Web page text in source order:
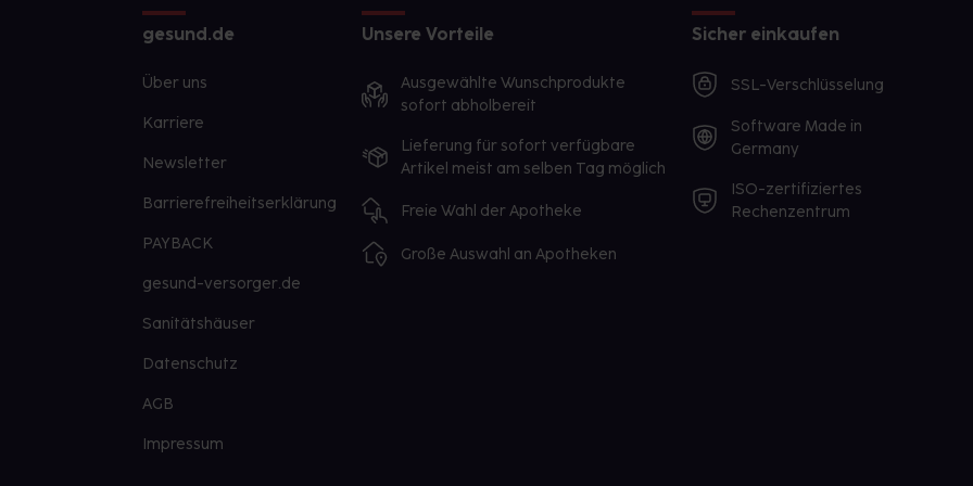
gesund.de
Über uns
Karriere
Newsletter
Barrierefreiheitserklärung
PAYBACK
gesund-versorger.de
Sanitätshäuser
Datenschutz
AGB
Impressum
Unsere Vorteile
Ausgewählte Wunschprodukte
sofort abholbereit
Lieferung für sofort verfügbare
Artikel meist am selben Tag möglich
Freie Wahl der Apotheke
Große Auswahl an Apotheken
Sicher einkaufen
SSL-Verschlüsselung
Software Made in
Germany
ISO-zertifiziertes
Rechenzentrum